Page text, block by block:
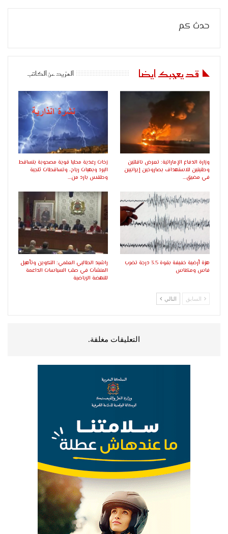
حدث كم
قد يعجبك ايضا المزيد عن الكاتب
وزارة الدفاع الإماراتية: تعرض ناقلتين
وطنيتين للاستهداف بصاروخين إيرانيين
في مضيق…
زخات رعدية محليا قوية مصحوبة بتساقط
البرد وبهبات رياح، وتساقطات ثلجية
وطقس بارد من…
هزة أرضية خفيفة بقوة 3.5 درجة تضرب
فاس ومكناس
راشيد الطالبي العلمي: التكوين وتأهيل
المنشآت في صلب السياسات الداعمة
للنهضة الرياضية
السابق التالي
التعليقات مغلقة.